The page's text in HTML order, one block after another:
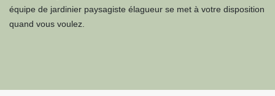
équipe de jardinier paysagiste élagueur se met à votre disposition
quand vous voulez.